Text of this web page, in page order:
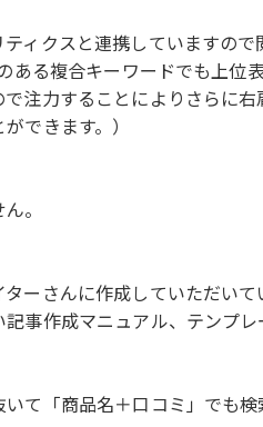
ィクスと連携していますので
る複合キーワードでも上位表
注力することによりさらに右
できます。）
。
ーさんに作成していただいて
記事作成マニュアル、テン
て「商品名＋口コミ」でも検